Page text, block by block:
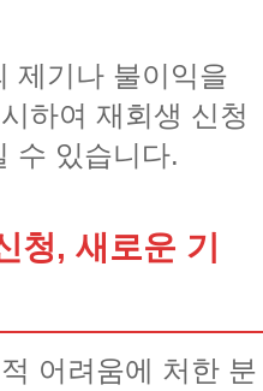
제기나 불이익을
하여 재회생 신청
수 있습니다.
청, 새로운 기
어려움에 처한 분